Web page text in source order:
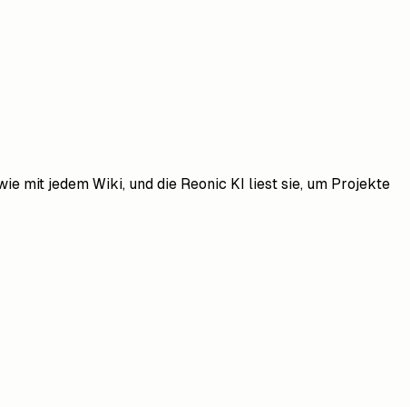
mit jedem Wiki, und die Reonic KI liest sie, um Projekte